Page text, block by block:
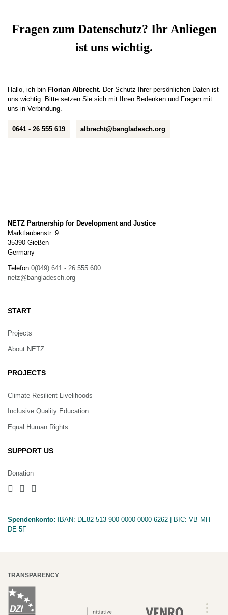
Fragen zum Datenschutz? Ihr Anliegen
ist uns wichtig.
Hallo, ich bin Florian Albrecht. Der Schutz Ihrer persönlichen Daten ist
uns wichtig. Bitte setzen Sie sich mit Ihren Bedenken und Fragen mit
uns in Verbindung.
0641 - 26 555 619 albrecht@bangladesch.org
NETZ Partnership for Development and Justice
Marktlaubenstr. 9
35390 Gießen
Germany
Telefon 0(049) 641 - 26 555 600
netz@bangladesch.org
START
Projects
About NETZ
PROJECTS
Climate-Resilient Livelihoods
Inclusive Quality Education
Equal Human Rights
SUPPORT US
Donation
Spendenkonto: IBAN: DE82 513 900 0000 0000 6262 | BIC: VB MH
DE 5F
TRANSPARENCY